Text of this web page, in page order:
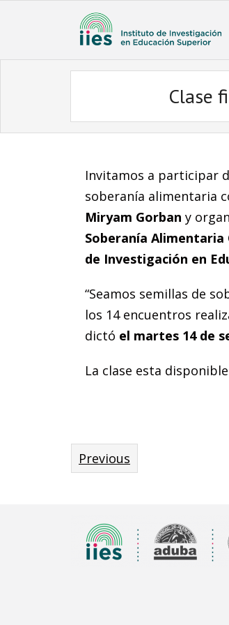
Clase
Invitamos a participar
soberanía alimentaria
Miryam Gorban y
Soberanía Alimentaria
de Investigación en
“Seamos semillas de
los 14 encuentros
dictó el martes 14 de
La clase esta
Previous